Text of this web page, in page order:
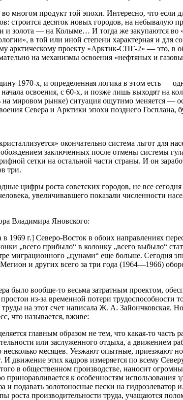
продукт той эпохи. Интересно, что если
строится десяток новых городов, на небывалую
золота — на Колыме… И тогда же закупаются во
в той или иной степени характерная и
арктическому проекту «Арктик-СПГ-2» — это,
на механизмы освоения «нефтяных и
1970-х, и определенная логика в этом есть —
освоения, с 60-х, и позже лишь выходят на
мировом рынке) ситуация ощутимо меняется —
Севера и Арктики эпохи позднего Госплана,
окончательно система льгот
заключенных после отмены системы
сетки на остальной части страны. И он
три.
цифры роста советских городов, не все
увеличивавшего показали численности
Владимира Яновского:
1969 г.] Северо-Восток в обоих направлениях
„всего прибыло“ в колонку „всего выбыло“
миграционного „цунами“ еще больше.
и других всего за три года (1964—1966)
было вообще-то весьма затратным проектом,
из-за временной потери
на этот счет написала Ж. А. Зайончковская.
что называется, вживе:
главным образом не тем, что какая-то часть
или заслуженного отдыха, а
месяцев. Уезжают опытные, приезжают
движение этих кадров измеряется по всему
в общественном производстве, наносит
к особенностям использования
и подавать золотоносные пески на
производительности труда, учащаются